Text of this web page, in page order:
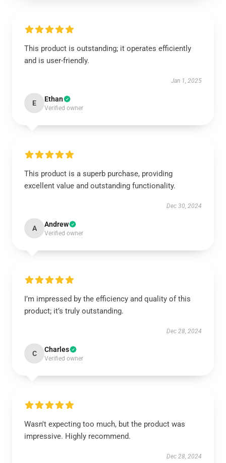
This product is outstanding; it operates efficiently
and is user-friendly.
Jan 1, 2025
E Ethan
Verified owner
This product is a superb purchase, providing
excellent value and outstanding functionality.
Dec 30, 2024
A Andrew
Verified owner
I’m impressed by the efficiency and quality of this
product; it’s truly outstanding.
Dec 28, 2024
C Charles
Verified owner
Wasn't expecting too much, but the product was
impressive. Highly recommend.
Dec 28, 2024